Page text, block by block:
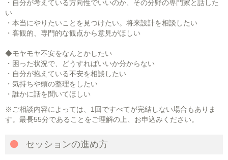
・自分が考えている方向性でいいのか、その分野の専門家と話した
い
・本当にやりたいことを見つけたい。将来設計を相談したい
・客観的、専門的な観点から意見がほしい
◆モヤモヤ不安をなんとかしたい
・困った状況で、どうすればいいか分からない
・自分が抱えている不安を相談したい
・気持ちや頭の整理をしたい
・誰かに話を聞いてほしい
※ご相談内容によっては、1回ですべてが完結しない場合もありま
す。最長55分であることをご理解の上、お申込みください。
セッションの進め方